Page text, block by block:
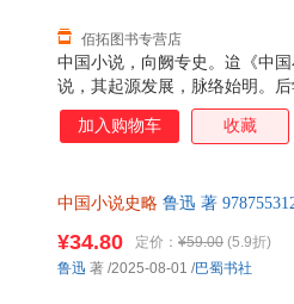
中国小说，向阙专史。迨《中
说，其起源发展，脉络始明。
诚不为过。
佰拓图书专营店
加入购物车 收藏
中国小说史略 鲁迅 著
¥34.80 定价： ¥59.00 (5.9折)
鲁迅 著 /2025-08-01 /巴蜀书社